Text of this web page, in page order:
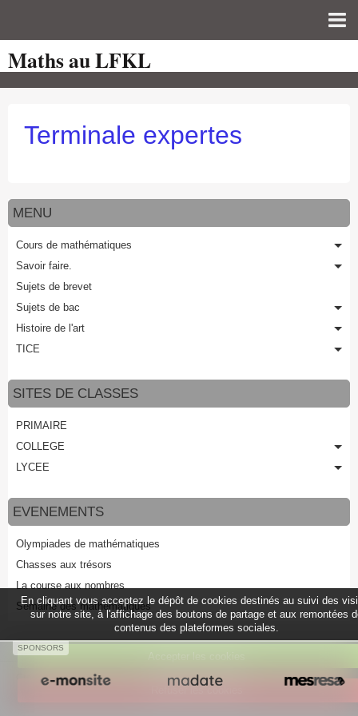
Page d'accueil
Pour les Profs
auto-évaluations
Sujets de bac
Programmes officiels
Orientation
Maths au LFKL
Terminale expertes
MENU
Cours de mathématiques
Savoir faire.
Sujets de brevet
Sujets de bac
Histoire de l'art
TICE
SITES DE CLASSES
PRIMAIRE
COLLEGE
LYCEE
EVENEMENTS
Olympiades de mathématiques
Chasses aux trésors
La course aux nombres
Semaine des mathématiques
Créer un site internet avec e-monsite
SPONSORS
En cliquant vous acceptez le dépôt de cookies destinés au suivi des
sur notre site, à l'affichage des boutons de partage et aux remontées
contenus des plateformes sociales.
Accepter les cookies